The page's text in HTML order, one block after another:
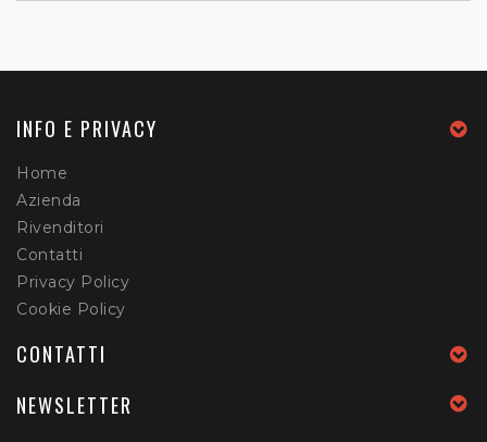
INFO E PRIVACY
Home
Azienda
Rivenditori
Contatti
Privacy Policy
Cookie Policy
CONTATTI
NEWSLETTER